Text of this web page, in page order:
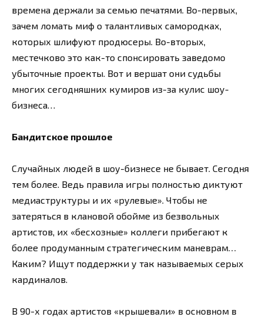
времена держали за семью печатями. Во-первых,
зачем ломать миф о талантливых самородках,
которых шлифуют продюсеры. Во-вторых,
местечково это как-то спонсировать заведомо
убыточные проекты. Вот и вершат они судьбы
многих сегодняшних кумиров из-за кулис шоу-
бизнеса…
Бандитское прошлое
Случайных людей в шоу-бизнесе не бывает. Сегодня
тем более. Ведь правила игры полностью диктуют
медиаструктуры и их «рулевые». Чтобы не
затеряться в клановой обойме из безвольных
артистов, их «бесхозные» коллеги прибегают к
более продуманным стратегическим маневрам…
Каким? Ищут поддержки у так называемых серых
кардиналов.
В 90-х годах артистов «крышевали» в основном в